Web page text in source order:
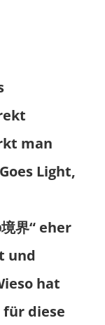
man
Light,
界“ eher
und
hat
für diese